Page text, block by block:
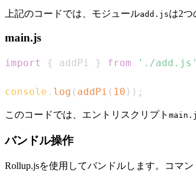
上記のコードでは、モジュールadd.jsは2つ
main.js
import { addPi } from './add.js'
console . log ( addPi ( 10 ) ) ;
このコードでは、エントリスクリプト
バンドル操作
Rollup.jsを使用してバンドルします。コマン